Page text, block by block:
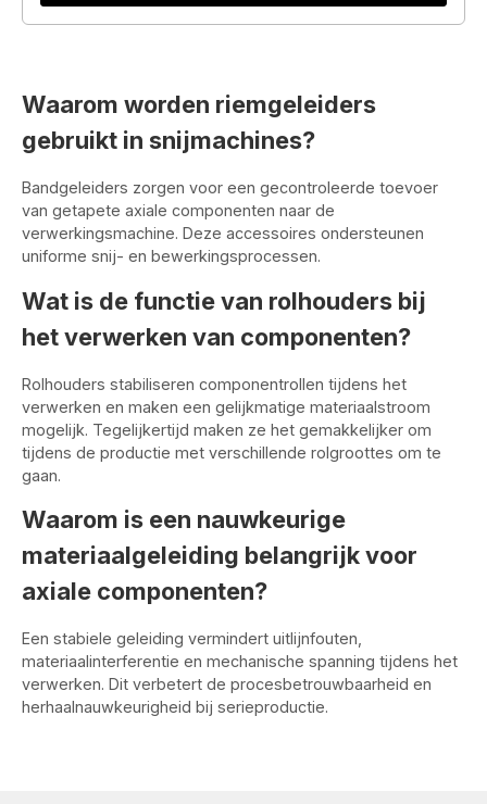
Waarom worden riemgeleiders
gebruikt in snijmachines?
Bandgeleiders zorgen voor een gecontroleerde toevoer
van getapete axiale componenten naar de
verwerkingsmachine. Deze accessoires ondersteunen
uniforme snij- en bewerkingsprocessen.
Wat is de functie van rolhouders bij
het verwerken van componenten?
Rolhouders stabiliseren componentrollen tijdens het
verwerken en maken een gelijkmatige materiaalstroom
mogelijk. Tegelijkertijd maken ze het gemakkelijker om
tijdens de productie met verschillende rolgroottes om te
gaan.
Waarom is een nauwkeurige
materiaalgeleiding belangrijk voor
axiale componenten?
Een stabiele geleiding vermindert uitlijnfouten,
materiaalinterferentie en mechanische spanning tijdens het
verwerken. Dit verbetert de procesbetrouwbaarheid en
herhaalnauwkeurigheid bij serieproductie.